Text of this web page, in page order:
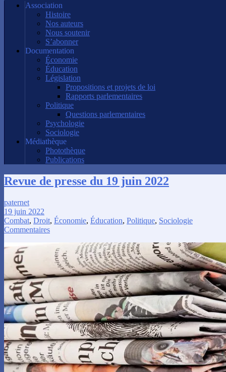
Association
Histoire
Nos auteurs
Nous soutenir
S’abonner
Documentation
Économie
Éducation
Législation
Propositions et projets de loi
Rapports parlementaires
Politique
Questions parlementaires
Psychologie
Sociologie
Médiathèque
Photothèque
Publications
Revue de presse du 19 juin 2022
paternet
19 juin 2022
Combat, Droit, Économie, Éducation, Politique, Sociologie
Commentaires